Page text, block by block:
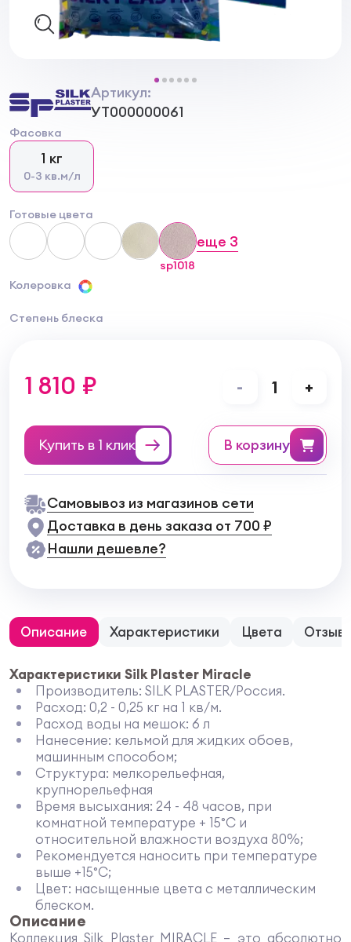
Артикул:
УТ000000061
Фасовка
1 кг
0-3 кв.м/л
Готовые цвета
sp1018
еще 3
Колеровка
Степень блеска
1 810 ₽ - 1 +
Купить в 1 клик в корзину
Самовывоз из магазинов сети
Доставка в день заказа от 700 ₽
Нашли дешевле?
Описание Характеристики Цвета
Характеристики Silk Plaster Miracle
Производитель: SILK PLASTER/Россия.
Расход: 0,2 - 0,25 кг на 1 кв/м.
Расход воды на мешок: 6 л
Нанесение: кельмой для жидких обоев,
машинным способом;
Структура: мелкорельефная,
крупнорельефная
Время высыхания: 24 - 48 часов, при
комнатной температуре + 15°C и
относительной влажности воздуха 80%;
Рекомендуется наносить при температуре
выше +15°C;
Цвет: насыщенные цвета с металлическим
блеском.
Описание
Коллекция Silk Plaster MIRACLE – это абсолютно